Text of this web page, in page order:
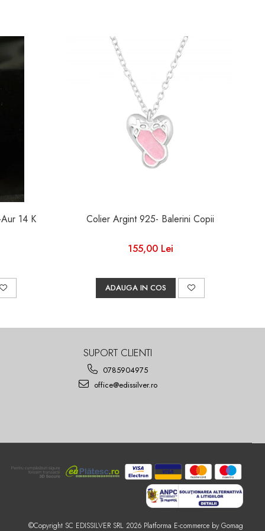
14 K Colier Argint 925- Balerini Copii
155,00 Lei
ADAUGA IN COS
SUPORT CLIENTI
0785904975
office@edissilver.ro
©Copyright SC EDISSILVER SRL 2026 Platforma E-commerce by Gomag